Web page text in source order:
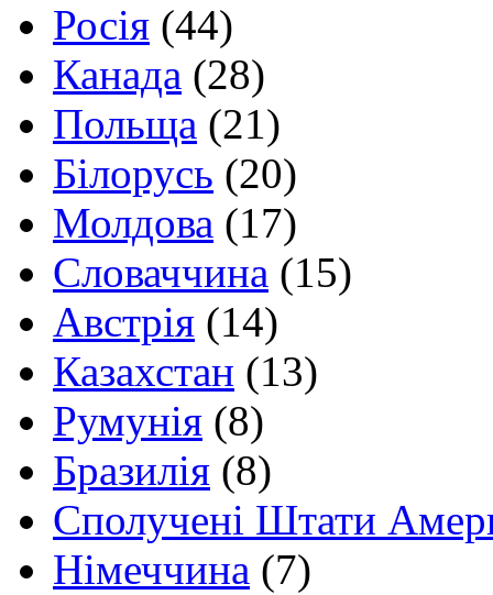
Росія (44)
Канада (28)
Польща (21)
Білорусь (20)
Молдова (17)
Словаччина (15)
Австрія (14)
Казахстан (13)
Румунія (8)
Бразилія (8)
Сполучені Штати
Німеччина (7)